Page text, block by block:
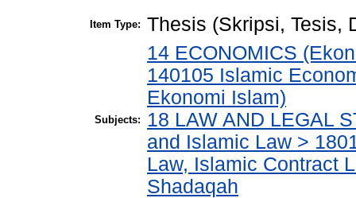
Item Type: Thesis (Skripsi, Tesis,
Subjects:
14 ECONOMICS
140105 Islamic
Ekonomi Islam)
18 LAW AND LEGAL
and Islamic Law >
Law, Islamic Contract
Shadaqah